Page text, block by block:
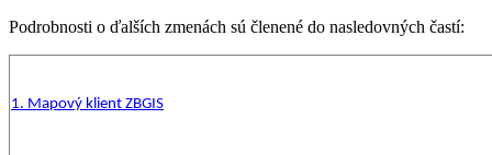
Podrobnosti o ďalších zmenách sú členené do nasledovných častí:
1. Mapový klient ZBGIS